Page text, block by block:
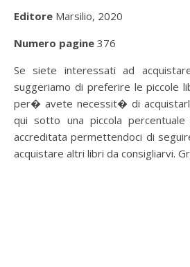
Editore Marsilio, 2020
Numero pagine 376
Se siete interessati ad
suggeriamo di preferire le piccole
per� avete necessit� di
qui sotto una piccola
accreditata permettendoci di
acquistare altri libri da consigliarvi.